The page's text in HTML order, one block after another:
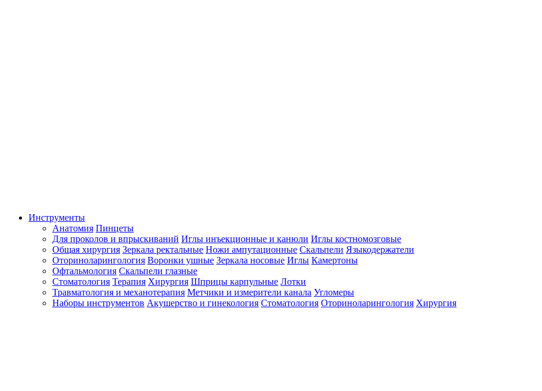
Инструменты
Анатомия Пинцеты
Для проколов и впрыскиваний Иглы инъекционные и канюли Иглы костномозговые
Общая хирургия Зеркала ректальные Ножи ампутационные Скальпели Языкодержатели
Оториноларингология Воронки ушные Зеркала носовые Иглы Камертоны
Офтальмология Скальпели глазные
Стоматология Терапия Хирургия Шприцы карпульные Лотки
Травматология и механотерапия Метчики и измерители канала Угломеры
Наборы инструментов Акушерство и гинекология Стоматология Оториноларингология Хирургия